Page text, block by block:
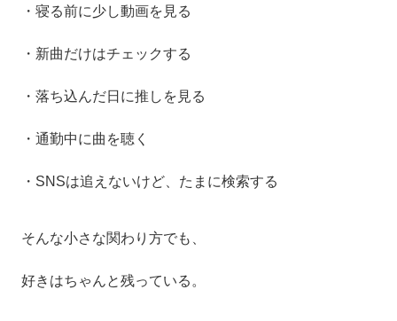
・寝る前に少し動画を見る
・新曲だけはチェックする
・落ち込んだ日に推しを見る
・通勤中に曲を聴く
・SNSは追えないけど、たまに検索する
そんな小さな関わり方でも、
好きはちゃんと残っている。